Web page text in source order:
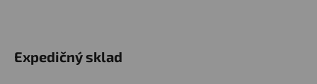
Expedičný sklad